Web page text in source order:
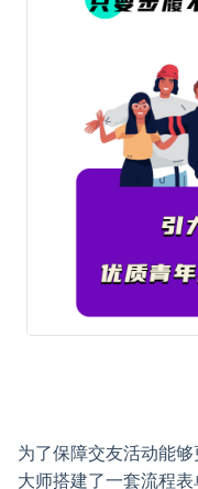
为了保障交友活动能
大师搭建了一套流程表